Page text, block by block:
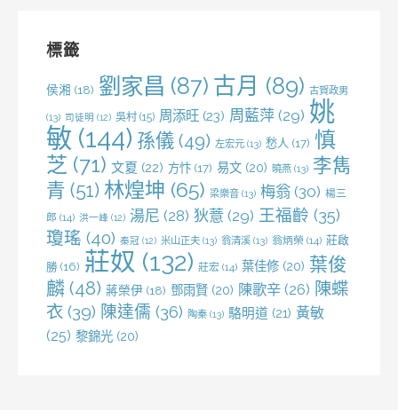
標籤
侯湘 (18) 劉家昌 (87) 古月 (89) 古賀政男
(13) 司徒明 (12) 吳村 (15) 周添旺 (23) 周藍萍 (29) 姚
敏 (144) 孫儀 (49) 左宏元 (13) 愁人 (17) 慎
芝 (71) 文夏 (22) 方忭 (17) 易文 (20) 曉燕 (13) 李雋
青 (51) 林煌坤 (65) 梁樂音 (13) 梅翁 (30) 楊三
郎 (14) 洪一峰 (12) 湯尼 (28) 狄薏 (29) 王福齡 (35)
瓊瑤 (40) 秦冠 (12) 米山正夫 (13) 翁清溪 (13) 翁炳榮 (14) 莊啟
勝 (16) 莊奴 (132) 莊宏 (14) 葉佳修 (20) 葉俊
麟 (48) 蔣榮伊 (18) 鄧雨賢 (20) 陳歌辛 (26) 陳蝶
衣 (39) 陳達儒 (36) 陶秦 (13) 駱明道 (21) 黃敏
(25) 黎錦光 (20)